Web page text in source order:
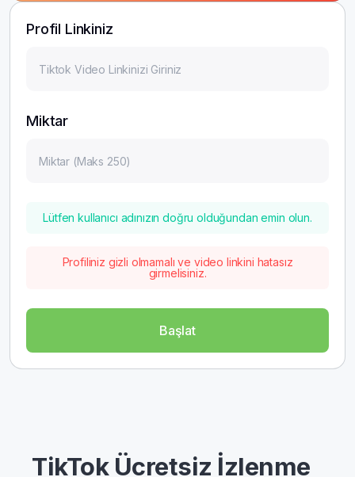
Profil Linkiniz
Miktar
Lütfen kullanıcı adınızın doğru olduğundan emin olun.
Profiliniz gizli olmamalı ve video linkini hatasız
girmelisiniz.
Başlat
TikTok Ücretsiz İzlenme